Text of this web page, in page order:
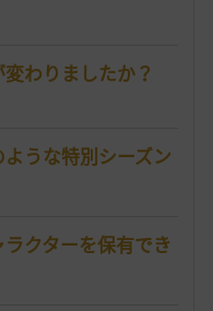
わりましたか？
うな特別シーズン
クターを保有でき